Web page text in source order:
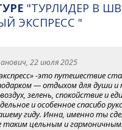
"ТУРЛИДЕР В
ЭКСПРЕСС "
22 июля 2025
-это путешествие
— отдыхом для души и
зелень, спокойствие и
и особенное спасибо
гиду. Инна, именно ты
цельным и